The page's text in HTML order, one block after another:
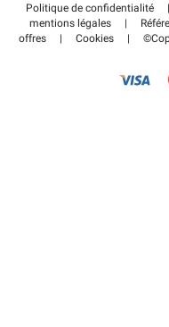
Régler votre
Wiki
Guide du stationnement
Politique de confidentialité |
mentions légales
|
offres
| Cookies |